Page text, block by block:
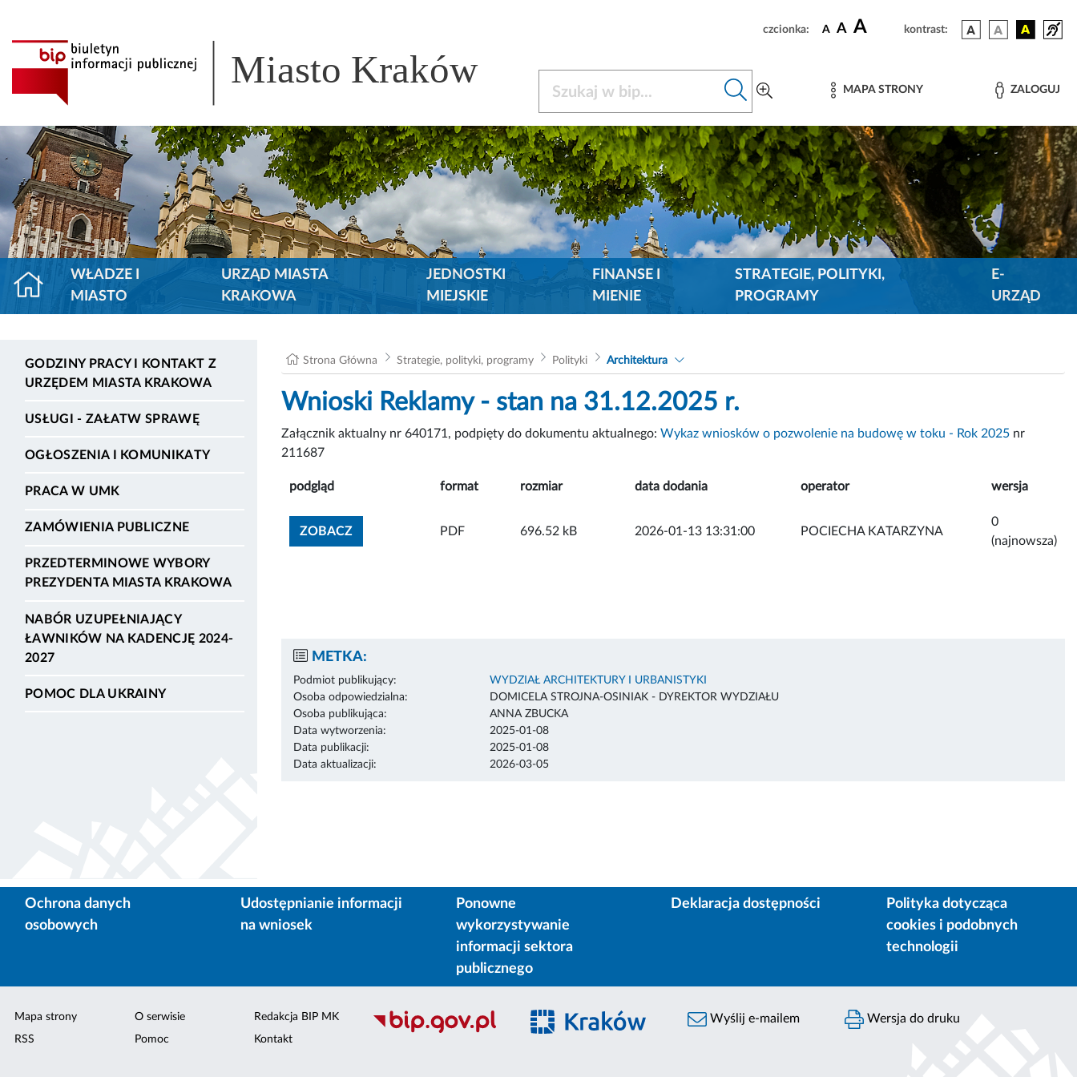
czcionka: A A A kontrast:
Miasto Kraków MAPA STRONY ZALOGUJ
WŁADZE I
MIASTO
URZĄD MIASTA
KRAKOWA
JEDNOSTKI
MIEJSKIE
FINANSE I
MIENIE
STRATEGIE, POLITYKI,
PROGRAMY
E-
URZĄD
GODZINY PRACY I KONTAKT Z
URZĘDEM MIASTA KRAKOWA
USŁUGI - ZAŁATW SPRAWĘ
OGŁOSZENIA I KOMUNIKATY
PRACA W UMK
ZAMÓWIENIA PUBLICZNE
PRZEDTERMINOWE WYBORY
PREZYDENTA MIASTA KRAKOWA
NABÓR UZUPEŁNIAJĄCY
ŁAWNIKÓW NA KADENCJĘ 2024-
2027
POMOC DLA UKRAINY
Strona Główna Strategie, polityki, programy Polityki Architektura
Wnioski Reklamy - stan na 31.12.2025 r.
Załącznik aktualny nr 640171, podpięty do dokumentu aktualnego: Wykaz wniosków o pozwolenie na budowę w toku - Rok 2025 nr
211687
podgląd format rozmiar data dodania operator wersja
ZOBACZZOBACZ ZAŁĄCZNIK
PDF 696.52 kB 2026-01-13 13:31:00 POCIECHA KATARZYNA
0
(najnowsza)
METKA:
Podmiot publikujący:
WYDZIAŁ ARCHITEKTURY I URBANISTYKI
Osoba odpowiedzialna:
DOMICELA STROJNA-OSINIAK - DYREKTOR WYDZIAŁU
Osoba publikująca:
ANNA ZBUCKA
Data wytworzenia:
2025-01-08
Data publikacji:
2025-01-08
Data aktualizacji:
2026-03-05
Ochrona danych
osobowych
Udostępnianie informacji
na wniosek
Ponowne
wykorzystywanie
informacji sektora
publicznego
Deklaracja dostępności
Polityka dotycząca
cookies i podobnych
technologii
Mapa strony
RSS
O serwisie
Pomoc
Redakcja BIP MK
Kontakt
Wyślij e-mailem Wersja do druku